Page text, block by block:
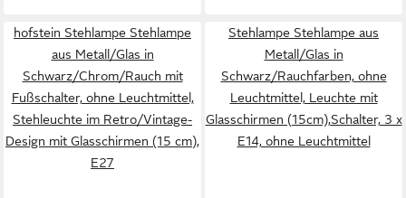
hofstein Stehlampe Stehlampe
aus Metall/Glas in
Schwarz/Chrom/Rauch mit
Fußschalter, ohne Leuchtmittel,
Stehleuchte im Retro/Vintage-
Design mit Glasschirmen (15 cm),
E27
Stehlampe Stehlampe aus
Metall/Glas in
Schwarz/Rauchfarben, ohne
Leuchtmittel, Leuchte mit
Glasschirmen (15cm),Schalter, 3 x
E14, ohne Leuchtmittel